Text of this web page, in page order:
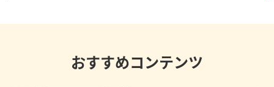
おすすめコンテンツ